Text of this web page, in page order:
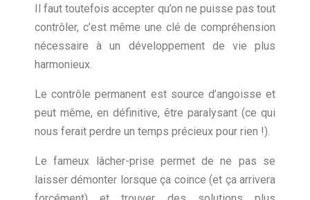
Il faut toutefois accepter qu’on ne puisse pas tout
contrôler, c’est même une clé de compréhension
nécessaire à un développement de vie plus
harmonieux.
Le contrôle permanent est source d’angoisse et
peut même, en définitive, être paralysant (ce qui
nous ferait perdre un temps précieux pour rien !).
Le fameux lâcher-prise permet de ne pas se
laisser démonter lorsque ça coince (et ça arrivera